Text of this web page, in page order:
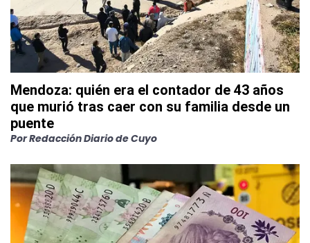
Mendoza: quién era el contador de 43 años
que murió tras caer con su familia desde un
puente
PorRedacción Diario de Cuyo